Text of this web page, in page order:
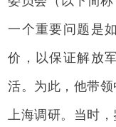
一个重要问题是
价，以保证解放
活。为此，他带
上海调研。当时